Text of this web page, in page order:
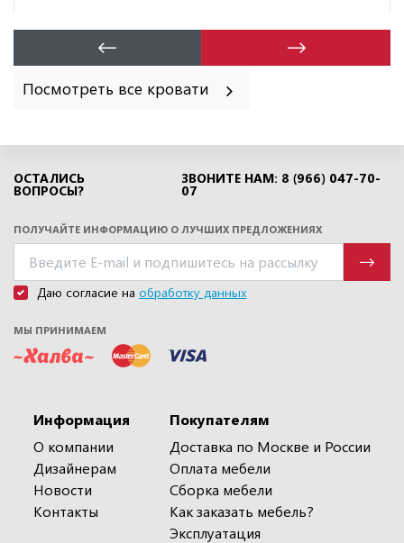
Посмотреть все кровати
ОСТАЛИСЬ
ВОПРОСЫ?
ЗВОНИТЕ НАМ: 8 (966) 047-70-
07
ПОЛУЧАЙТЕ ИНФОРМАЦИЮ О ЛУЧШИХ ПРЕДЛОЖЕНИЯХ
Даю согласие на обработку данных
МЫ ПРИНИМАЕМ
Информация
О компании
Дизайнерам
Новости
Контакты
Покупателям
Доставка по Москве и России
Оплата мебели
Сборка мебели
Как заказать мебель?
Эксплуатация